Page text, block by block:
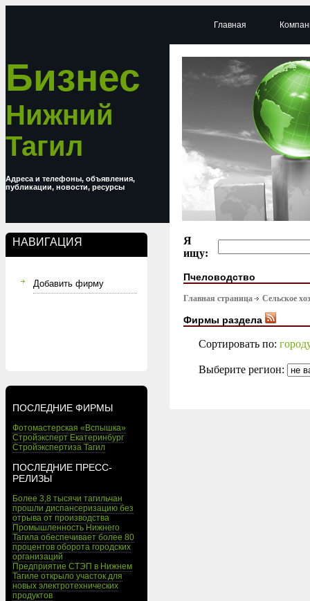
Бизнес
Нижний
Тагил
Адреса и телефоны, объявления,
публикации, новости, ресурсы
НАВИГАЦИЯ
Добавить фирму
ПОСЛЕДНИЕ ФИРМЫ
Фотомастерская «Вспышка»
Стройэксперт Екатеринбург
Стройэкспертиза Тагил
ПОСЛЕДНИЕ ПРЕСС-
РЕЛИЗЫ
Более 3,8 тысячи тагильчан
прошли диспансеризацию без
отрыва от производства
Промышленность Нижнего
Тагила обеспечивает более 80
процентов оборота городских
организаций
Предприятие СТЭП в Нижнем
Тагиле открыло участок для
новых электротехнических
продуктов
Главная
Я
ищу:
Пчеловодство
Главная страница Сельское
Фирмы раздела
Сортировать по:
Выберите регион: